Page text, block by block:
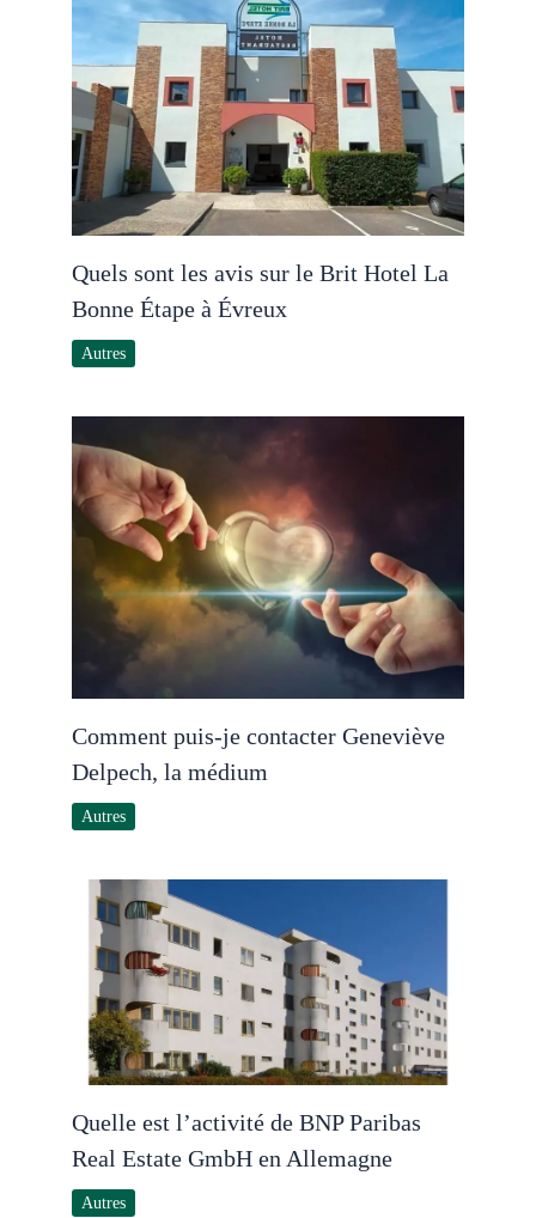
Quels sont les avis sur le Brit Hotel La
Bonne Étape à Évreux
Autres
Comment puis-je contacter Geneviève
Delpech, la médium
Autres
Quelle est l’activité de BNP Paribas
Real Estate GmbH en Allemagne
Autres